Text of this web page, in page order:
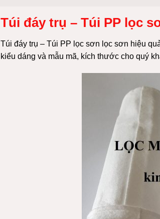
Túi đáy trụ – Túi PP lọc
Túi đáy trụ – Túi PP lọc sơn lọc sơn hiệu
kiểu dáng và mẫu mã, kích thước cho quý